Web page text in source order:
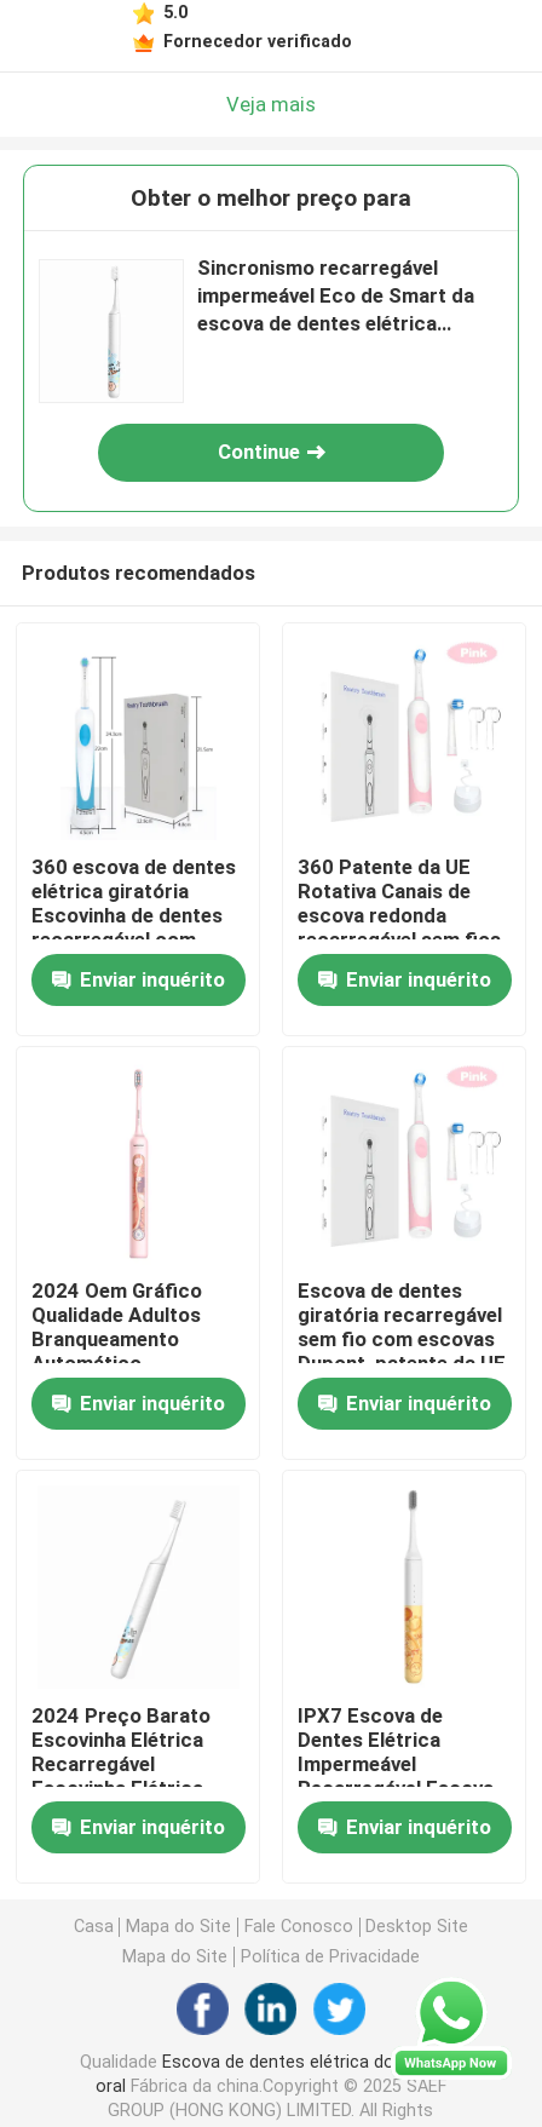
Para casa
Produtos
Visita à fábrica
Controle de qualidade
Contacte-nos
Solicite um orçamento
Escova de dentes elétrica do cuidado oral
Escova de dentes elétrica impermeável
escova de dentes elétrica recarregável
Escova de dentes elétrica adulta
Escova de dentes elétrica das crianças
Escova de dentes elétrica esperta
5.0
Fornecedor verificado
Veja mais
Obter o melhor preço para
Sincronismo recarregável
impermeável Eco de Smart da
escova de dentes elétrica
Continue
Produtos recomendados
360 escova de dentes
elétrica giratória
Escovinha de dentes
recarregável com
escova redonda
Enviar inquérito
360 Patente da UE
Rotativa Canais de
escova redonda
recarregável sem fios
Escova de dentes
elétricaEnviar inquérito
2024 Oem Gráfico
Qualidade Adultos
Branqueamento
Automático
Recarregável
personalizado escova
de dentes elétrica
Enviar inquérito
Escova de dentes
giratória recarregável
sem fio com escovas
Dupont, patente da UE
e longa duração da
bateriaEnviar inquérito
2024 Preço Barato
Escovinha Elétrica
Recarregável
Escovinha Elétrica
Infantil
Enviar inquérito
IPX7 Escova de
Dentes Elétrica
Impermeável
Recarregável Escova
de Dentes Elétrica
para Crianças Para
uso doméstico
Enviar inquérito
Casa Mapa do Site Fale Conosco
Desktop Site
Mapa do Site
Política de Privacidade
Qualidade Escova de dentes elétrica do cuidado
oral
Fábrica da china.Copyright © 2025 SAEF
GROUP (HONG KONG) LIMITED. All Rights